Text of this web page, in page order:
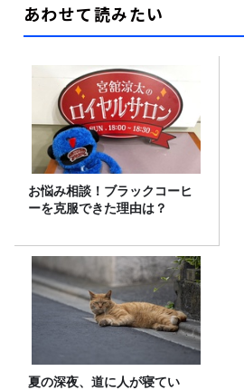
あわせて読みたい
お悩み相談！ブラックコーヒ
ーを克服できた理由は？
夏の深夜、道に人が寝てい